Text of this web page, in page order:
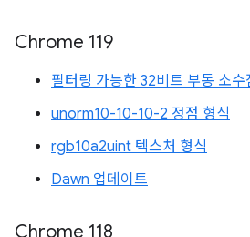
Chrome 119
필터링 가능한 32비트 부동 소수
unorm10-10-10-2 정점 형식
rgb10a2uint 텍스처 형식
Dawn 업데이트
Chrome 118